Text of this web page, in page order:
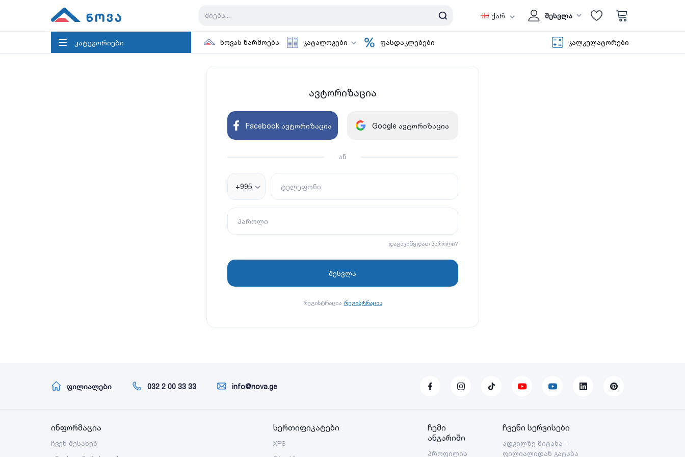
ქარ შესვლა
კატეგორიები ნოვას წარმოება კატალოგები ფასდაკლებები კალკულატორები
ავტორიზაცია
Facebook ავტორიზაცია Google ავტორიზაცია
ან
+995 ტელეფონი
პაროლი
დაგავიწყდათ პაროლი?
რეგისტრაცია რეგისტრაცია
ფილიალები 032 2 00 33 33 info@nova.ge
ინფორმაცია
ჩვენ შესახებ
სერთიფიკატები
XPS
ჩემი
ანგარიში
პროფილის
ჩვენი სერვისები
ადგილზე მიტანა -
ფილიალიდან გატანა